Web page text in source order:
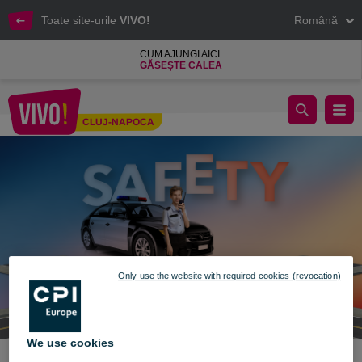
Toate site-urile VIVO! Română
CUM AJUNGI AICI
GĂSEȘTE CALEA
CLUJ-NAPOCA
👮‍♂️ Micii cadeți iau cu asalt VIVO! ​
We use cookies
Only use the website with required cookies (revocation)